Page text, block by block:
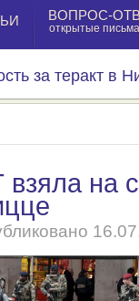
ВОПРОС-
открытые письма
за теракт в
взяла на